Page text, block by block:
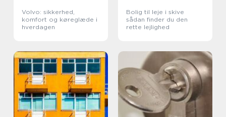
Volvo: sikkerhed,
komfort og køreglæde i
hverdagen
Bolig til leje i skive
sådan finder du den
rette lejlighed